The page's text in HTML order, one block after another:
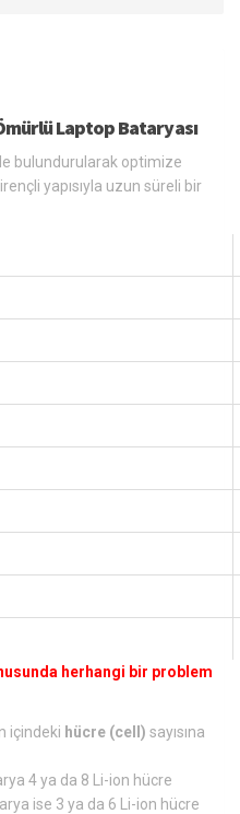
Laptop Bataryası
bulundurularak optimize
yapısıyla uzun süreli bir
herhangi bir problem
içindeki hücre (cell) sayısına
4 ya da 8 Li-ion hücre
ise 3 ya da 6 Li-ion hücre